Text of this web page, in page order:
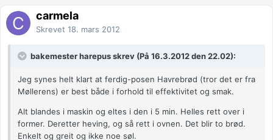
carmela
Skrevet 18. mars 2012
bakemester harepus skrev (På 16.3.2012 den 22.02):
Jeg synes helt klart at ferdig-posen Havrebrød (tror det er fra
Møllerens) er best både i forhold til effektivitet og smak.
Alt blandes i maskin og eltes i den i 5 min. Helles rett over i
former. Deretter heving, og så rett i ovnen. Det blir to brød.
Enkelt og greit og ikke noe søl.